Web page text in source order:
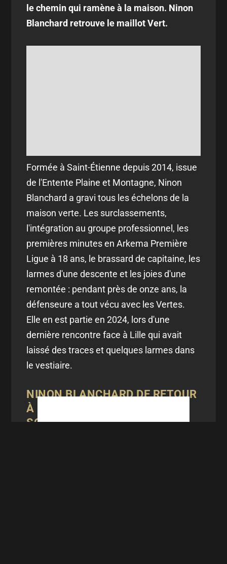
le chemin qui ramène à la maison. Ninon
Blanchard retrouve le maillot Vert.
Formée à Saint-Étienne depuis 2014, issue
de l'Entente Plaine et Montagne, Ninon
Blanchard a gravi tous les échelons de la
maison verte. Les surclassements,
l'intégration au groupe professionnel, les
premières minutes en Arkema Première
Ligue à 18 ans, le brassard de capitaine, les
larmes d'une descente et les joies d'une
remontée : pendant près de onze ans, la
défenseure a tout vécu avec les Vertes.
Elle en est partie en 2024, lors d'une
dernière rencontre face à Lille qui avait
laissé des traces et quelques larmes dans
le vestiaire.
NINONBLANCHARDDE RETOUR
À L'ASSE : UN RETOUR AUX
SOURCES